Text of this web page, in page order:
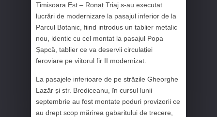
Timisoara Est – Ronaț Triaj s-au executat
lucrări de modernizare la pasajul inferior de la
Parcul Botanic, fiind introdus un tablier metalic
nou, identic cu cel montat la pasajul Popa
Șapcă, tablier ce va deservii circulației
feroviare pe viitorul fir II modernizat.
La pasajele inferioare de pe străzile Gheorghe
Lazăr și str. Brediceanu, în cursul lunii
septembrie au fost montate poduri provizorii ce
au drept scop mărirea gabaritului de trecere,